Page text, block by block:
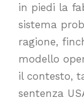
in piedi la
sistema
ragione,
modello
il contesto,
sentenza